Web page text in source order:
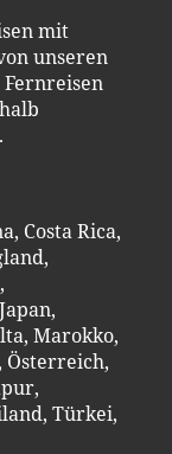
mit
unseren
, Costa Rica,
,
,
Japan,
, Marokko,
, Österreich,
,
, Türkei,